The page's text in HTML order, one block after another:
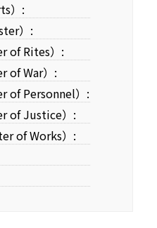
）:
）:
of Rites）:
of War）:
of Personnel）:
of Justice）:
of Works）: